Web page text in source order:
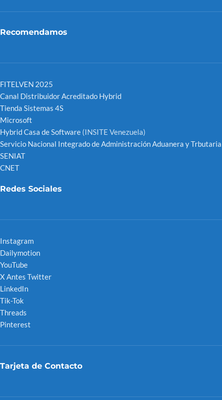
Recomendamos
FITELVEN 2025
Canal Distribuidor Acreditado Hybrid
Tienda Sistemas 4S
Microsoft
Hybrid Casa de Software (INSITE Venezuela)
Servicio Nacional Integrado de Administración Aduanera y Trbutaria
SENIAT
CNET
Redes Sociales
Instagram
Dailymotion
YouTube
X Antes Twitter
LinkedIn
Tik-Tok
Threads
Pinterest
Tarjeta de Contacto